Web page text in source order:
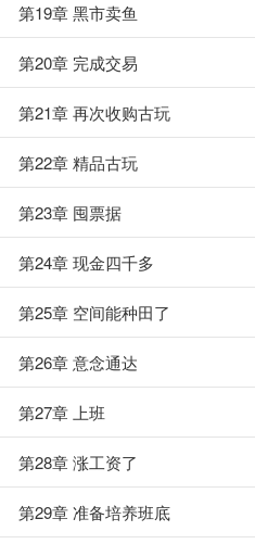
第19章 黑市卖鱼
第20章 完成交易
第21章 再次收购古玩
第22章 精品古玩
第23章 囤票据
第24章 现金四千多
第25章 空间能种田了
第26章 意念通达
第27章 上班
第28章 涨工资了
第29章 准备培养班底